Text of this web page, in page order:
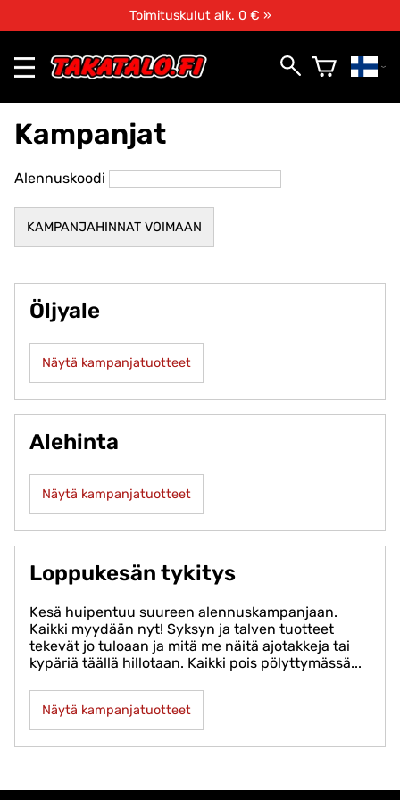
Toimituskulut alk. 0 € »
Kampanjat
Alennuskoodi
Öljyale
Näytä kampanjatuotteet
Alehinta
Näytä kampanjatuotteet
Loppukesän tykitys
Kesä huipentuu suureen alennuskampanjaan.
Kaikki myydään nyt! Syksyn ja talven tuotteet
tekevät jo tuloaan ja mitä me näitä ajotakkeja tai
kypäriä täällä hillotaan. Kaikki pois pölyttymässä...
Näytä kampanjatuotteet